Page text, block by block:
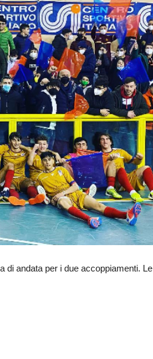
di andata per i due accoppiamenti. Le